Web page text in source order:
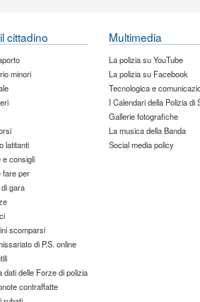
cittadino
minori
latitanti
e consigli
fare per
gara
scomparsi
di P.S. online
dati delle Forze di polizia
contraffatte
Multimedia
La polizia su YouTube
La polizia su Facebook
Tecnologica e
I Calendari della Polizia di
Gallerie fotografiche
La musica della Banda
Social media policy